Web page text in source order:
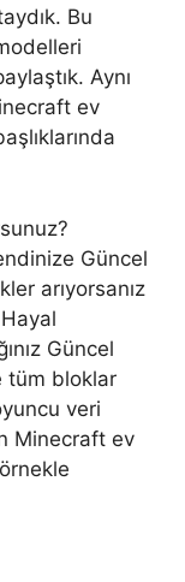
Bu
Aynı
ev
Güncel
arıyorsanız
Güncel
tüm bloklar
veri
Minecraft ev